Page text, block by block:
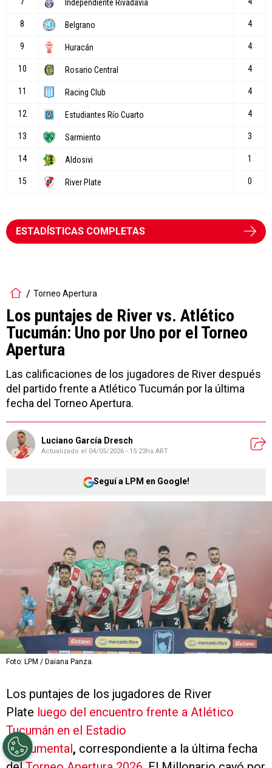
ESTADÍSTICAS COMPLETAS
Torneo Apertura
Los puntajes de River vs. Atlético
Tucumán: Uno por Uno por el Torneo
Apertura
Las calificaciones de los jugadores de River después
del partido frente a Atlético Tucumán por la última
fecha del Torneo Apertura.
Luciano García Dresch
Actualizado el 04/05/2026 - 15:23hs ART
Seguí a LPM en Google!
Foto: LPM / Daiana Panza.
Los puntajes de los jugadores de River
Plate luego del encuentro frente a Atlético
Tucumán en el Estadio
Monumental, correspondiente a la última fecha